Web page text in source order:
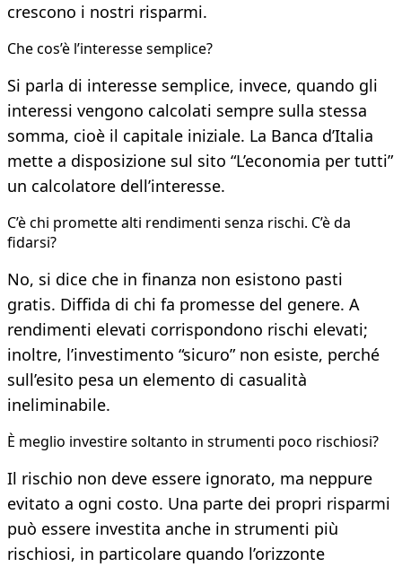
crescono i nostri risparmi.
Che cos’è l’interesse semplice?
Si parla di interesse semplice, invece, quando gli
interessi vengono calcolati sempre sulla stessa
somma, cioè il capitale iniziale. La Banca d’Italia
mette a disposizione sul sito “L’economia per tutti”
un calcolatore dell’interesse.
C’è chi promette alti rendimenti senza rischi. C’è da
fidarsi?
No, si dice che in finanza non esistono pasti
gratis. Diffida di chi fa promesse del genere. A
rendimenti elevati corrispondono rischi elevati;
inoltre, l’investimento “sicuro” non esiste, perché
sull’esito pesa un elemento di casualità
ineliminabile.
È meglio investire soltanto in strumenti poco rischiosi?
Il rischio non deve essere ignorato, ma neppure
evitato a ogni costo. Una parte dei propri risparmi
può essere investita anche in strumenti più
rischiosi, in particolare quando l’orizzonte